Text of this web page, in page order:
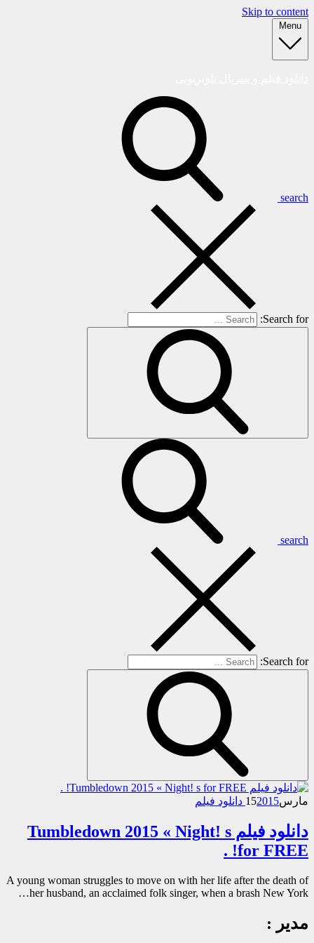
Skip to content
Menu
search
Search for:
search
Search for:
مارس 152015 دانلود فیلم
دانلود فیلم Tumbledown 2015 « Night! s
for FREE! .
A young woman struggles to move on with her life after the death of
her husband, an acclaimed folk singer, when a brash New York…
مدیر :